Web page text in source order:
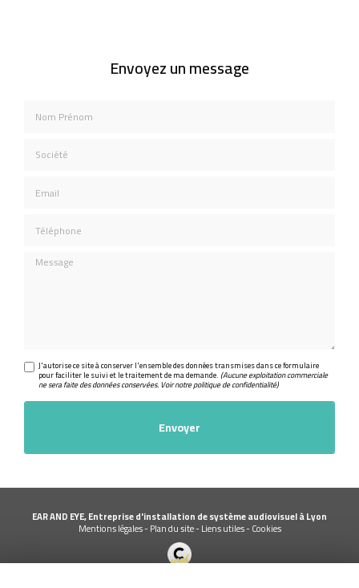
Envoyez un message
Message
J'autorise ce site à conserver l'ensemble des données transmises dans ce formulaire
pour faciliter le suivi et le traitement de ma demande. (Aucune exploitation commerciale
ne sera faite des données conservées. Voir notrepolitique de confidentialité)
EAR AND EYE, Entreprise d'installation de système audiovisuel à Lyon
Mentions légales-Plan du site-Liens utiles-Cookies